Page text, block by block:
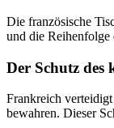
Die französische
und die Reihenfolge
Der Schutz des
Frankreich
bewahren. Dieser